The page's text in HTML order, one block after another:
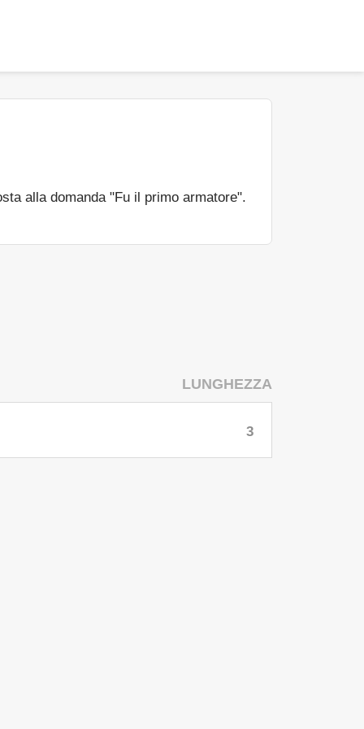
alla domanda "Fu il primo armatore".
LUNGHEZZA
3